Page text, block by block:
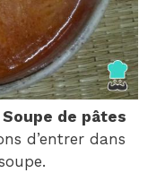
Soupe de pâtes
d’entrer dans